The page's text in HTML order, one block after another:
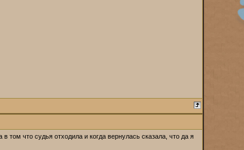
что судья отходила и когда вернулась сказала, что да я